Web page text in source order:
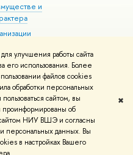
улучшения работы сайта
использования. Более
файлов cookies
обработки персональных
сайтом, вы
проинформированы об
НИУ ВШЭ и согласны
персональных данных. Вы
в настройках Вашего
✖
и
здоровья
Условия использования
Карта сайта
вШколе дизайна НИУ ВШЭ